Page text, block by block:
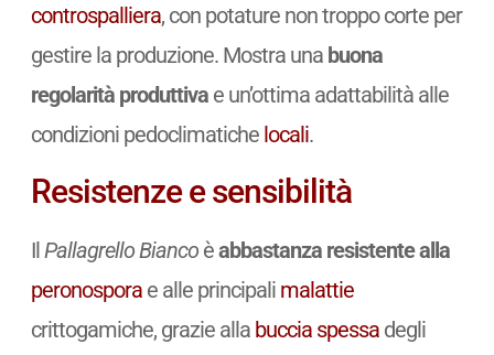
controspalliera, con potature non troppo corte per
gestire la produzione. Mostra una buona
regolarità produttivae un’ottima adattabilità alle
condizioni pedoclimatiche locali.
Resistenze e sensibilità
IlPallagrello Biancoèabbastanza resistente alla
peronosporae alle principali malattie
crittogamiche, grazie alla buccia spessadegli